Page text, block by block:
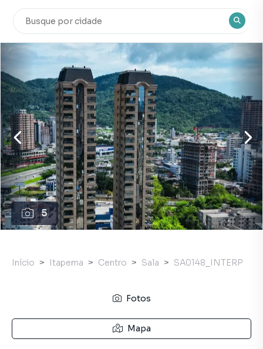
5
Início Itapema Centro Sala SA0148_INTERP
Fotos
Mapa